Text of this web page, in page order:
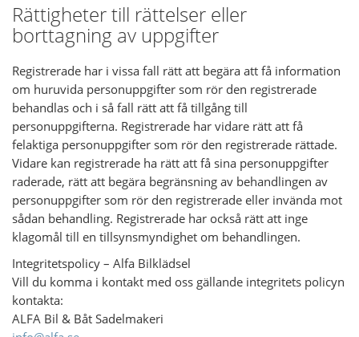
Rättigheter till rättelser eller
borttagning av uppgifter
Registrerade har i vissa fall rätt att begära att få information
om huruvida personuppgifter som rör den registrerade
behandlas och i så fall rätt att få tillgång till
personuppgifterna. Registrerade har vidare rätt att få
felaktiga personuppgifter som rör den registrerade rättade.
Vidare kan registrerade ha rätt att få sina personuppgifter
raderade, rätt att begära begränsning av behandlingen av
personuppgifter som rör den registrerade eller invända mot
sådan behandling. Registrerade har också rätt att inge
klagomål till en tillsynsmyndighet om behandlingen.
Integritetspolicy – Alfa Bilklädsel
Vill du komma i kontakt med oss gällande integritets policyn
kontakta:
ALFA Bil & Båt Sadelmakeri